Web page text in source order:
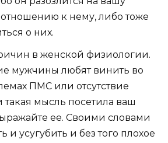
к нему, либо тоже
о них.
в женской физиологии.
мужчины любят винить во
ПМС или отсутствие
такая мысль посетила ваш
ее. Своими словами
и усугубить и без того плохое